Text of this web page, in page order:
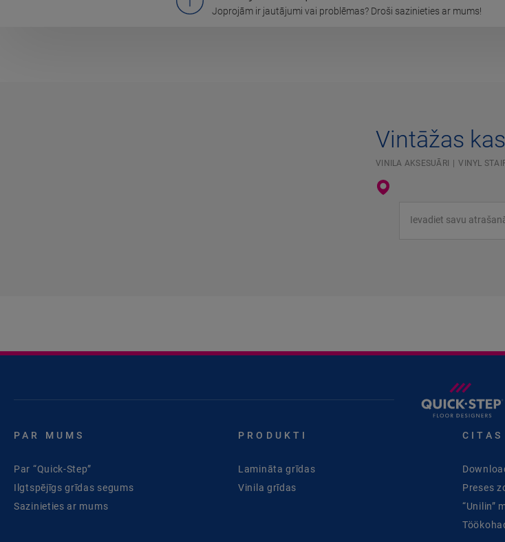
Joprojām ir jautājumi vai problēmas? Droši sazinieties ar mums!
Vintāžas
VINILA AKSESUĀRI VINYL
PAR MUMS
Par “Quick-Step”
Ilgtspējīgs grīdas segums
Sazinieties ar mums
PRODUKTI
Lamināta grīdas
Vinila grīdas
CITAS
Preses
“Unilin”